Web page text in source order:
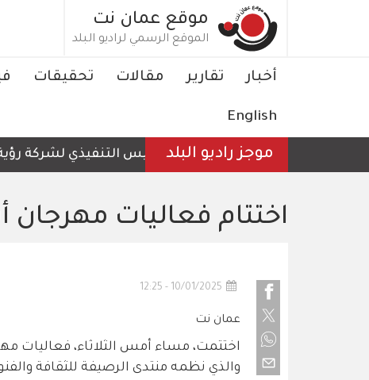
موقع عمان نت
الموقع الرسمي لراديو البلد
Main
أخبار تقارير مقالات تحقيقات
English
موجز راديو البلدالرئيس التنفيذي لشركة رؤية
اختتام فعاليات مهرجان
10/01/2025 - 12:25
عمان نت
اختتمت، مساء أمس الثلاثاء، فعاليات
والذي نظمه منتدى الرصيفة للثقافة